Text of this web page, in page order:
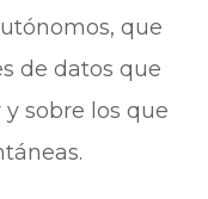
que
de datos que
sobre los que